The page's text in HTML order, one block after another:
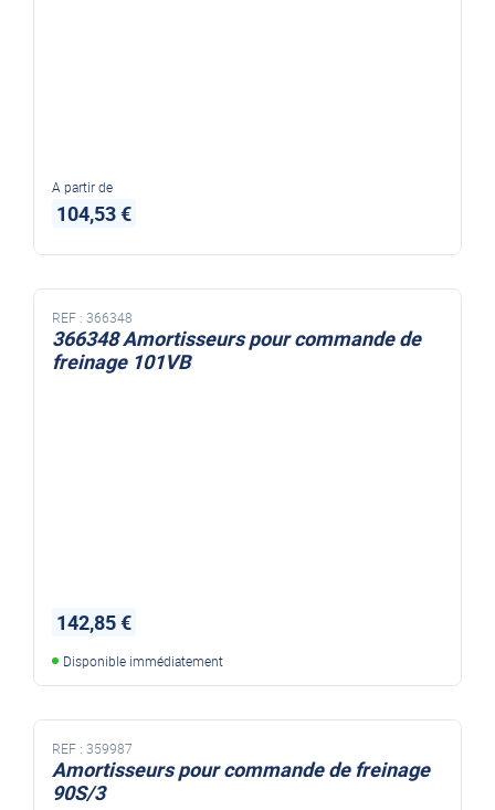
A partir de
104,53 €
REF : 366348
366348 Amortisseurs pour commande de
freinage 101VB
142,85 €
Disponible immédiatement
REF : 359987
Amortisseurs pour commande de freinage
90S/3